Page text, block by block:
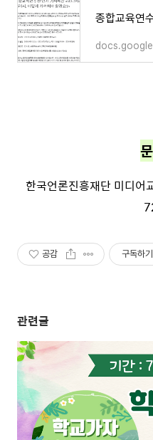
한국언론진흥재단 미디
공감 구독하기
관련글